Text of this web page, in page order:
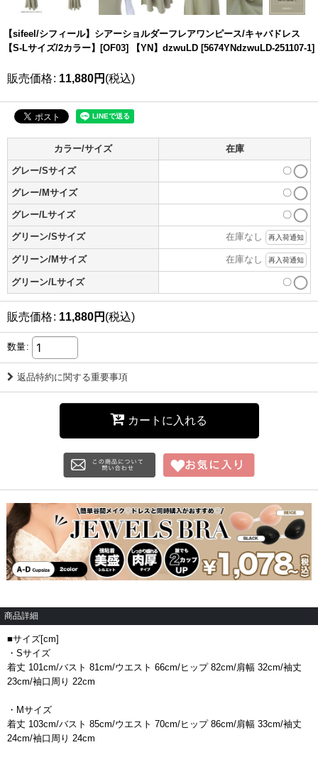
【sifeel/シフィール】シアーショルダーフレアワンピース/キャバドレス
【S-Lサイズ/2カラー】[OF03] 【YN】dzwuLD [5674YNdzwuLD-251107-1]
販売価格: 11,880円 (税込)
カラー/サイズ 在庫
グレー/Sサイズ 〇
グレー/Mサイズ 〇
グレー/Lサイズ 〇
グリーン/Sサイズ 在庫なし 再入荷通知
グリーン/Mサイズ 在庫なし 再入荷通知
グリーン/Lサイズ 〇
販売価格: 11,880円 (税込)
数量:
返品特約に関する重要事項
カートに入れる
商品詳細
■サイズ[cm]
・Sサイズ
着丈 101cm/バスト 81cm/ウエスト 66cm/ヒップ 82cm/肩幅 32cm/袖丈
23cm/袖口周り 22cm
・Mサイズ
着丈 103cm/バスト 85cm/ウエスト 70cm/ヒップ 86cm/肩幅 33cm/袖丈
24cm/袖口周り 24cm